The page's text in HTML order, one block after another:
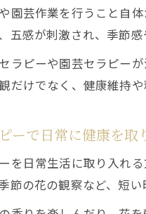
園芸作業を行うこと自
五感が刺激され、季節
ラピーや園芸セラピー
だけでなく、健康維持
ーで日常に健康を取
を日常生活に取り入れ
節の花の観察など、短